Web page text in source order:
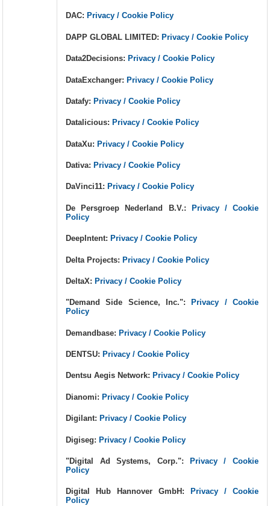
DAC: Privacy / Cookie Policy
DAPP GLOBAL LIMITED: Privacy / Cookie Policy
Data2Decisions: Privacy / Cookie Policy
DataExchanger:Privacy / Cookie Policy
Datafy: Privacy / Cookie Policy
Datalicious: Privacy / Cookie Policy
DataXu:Privacy / Cookie Policy
Dativa: Privacy / Cookie Policy
DaVinci11: Privacy / Cookie Policy
De Persgroep Nederland B.V.:
Privacy / Cookie
Policy
DeepIntent: Privacy / Cookie Policy
Delta Projects:Privacy / Cookie Policy
DeltaX: Privacy / Cookie Policy
"Demand Side Science, Inc.":
Privacy / Cookie
Policy
Demandbase:Privacy / Cookie Policy
DENTSU: Privacy / Cookie Policy
Dentsu Aegis Network: Privacy / Cookie Policy
Dianomi: Privacy / Cookie Policy
Digilant: Privacy / Cookie Policy
Digiseg:Privacy / Cookie Policy
"Digital Ad Systems, Corp.":
Privacy / Cookie
Policy
Digital Hub Hannover GmbH:
Privacy / Cookie
Policy